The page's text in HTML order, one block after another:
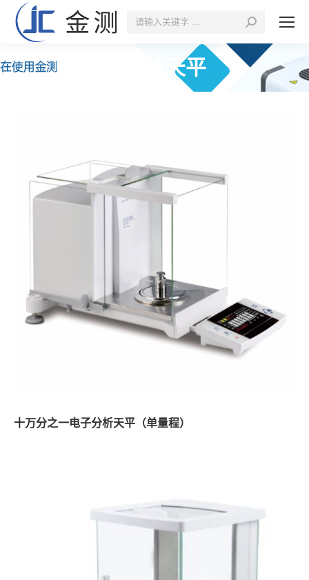
德安特天平
您的位置：
十万分之一电子分析天平（单量程）